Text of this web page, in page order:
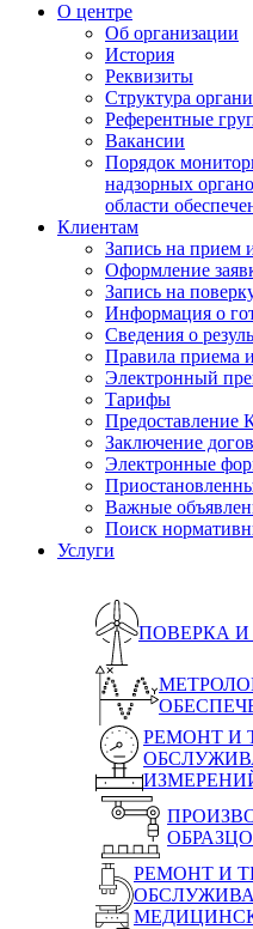
О центре
Об организации
История
Реквизиты
Структура
Референтные
Вакансии
Порядок
надзорных
области
Клиентам
Запись на прием
Оформление
Запись на
Информация о
Сведения о
Правила приема
Электронный
Тарифы
Предоставление
Заключение
Электронные
Важные
Поиск
Услуги
ПОВЕРКА
РЕМОНТ И
РЕМОНТ И